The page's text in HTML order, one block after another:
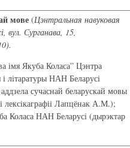
мове (Цэнтральная навуковая
вул. Сурганава, 15,
імя Якуба Коласа” Цэнтра
літаратуры НАН Беларусі
сучаснай беларускай мовы
лексікаграфіі Лапцёнак А.М.);
Коласа НАН Беларусі (дырэктар